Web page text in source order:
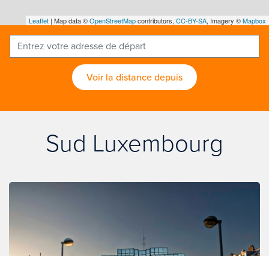
Leaflet | Map data ©OpenStreetMapcontributors, CC-BY-SA, Imagery ©Mapbox
Voir la distance depuis
Sud Luxembourg